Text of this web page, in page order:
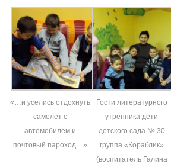
«…и уселись отдохнуть
самолет с
автомобилем и
почтовый пароход…»
Гости литературного
утренника дети
детского сада № 30
группа «Кораблик»
(воспитатель Галина